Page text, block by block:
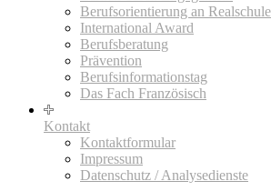
Berufsorientierung an
International Award
Berufsberatung
Prävention
Berufsinformationstag
Das Fach Französisch
Kontakt
Kontaktformular
Impressum
Datenschutz / Analysedienste